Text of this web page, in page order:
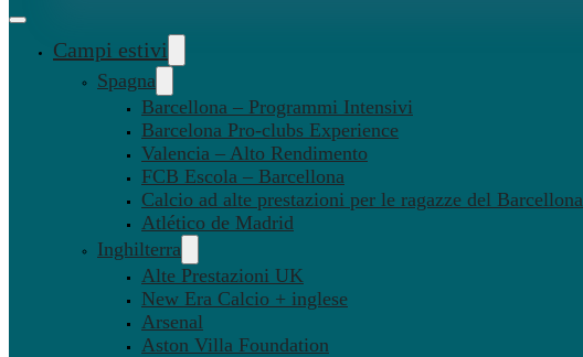
Campi estivi
Spagna
Barcellona – Programmi Intensivi
Barcelona Pro-clubs Experience
Valencia – Alto Rendimento
FCB Escola – Barcellona
Calcio ad alte prestazioni per le ragazze del Barcellona
Atlético de Madrid
Inghilterra
Alte Prestazioni UK
New Era Calcio + inglese
Arsenal
Aston Villa Foundation